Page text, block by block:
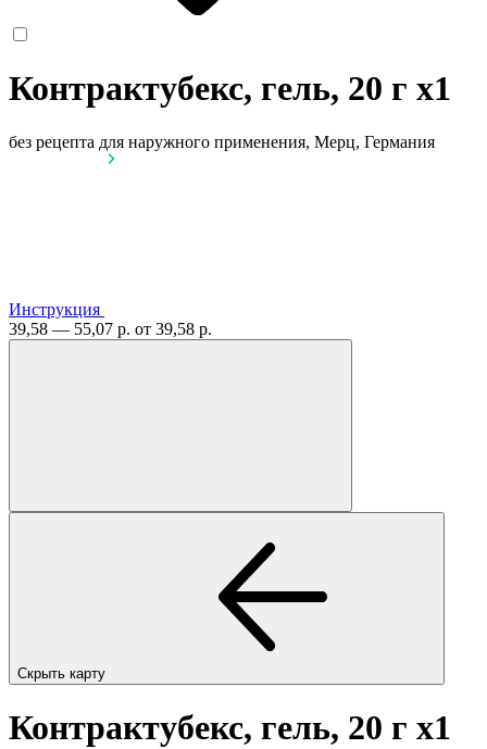
Контрактубекс, гель, 20 г x1
без рецепта для наружного применения, Мерц, Германия
Инструкция
39,58 — 55,07 р. от 39,58 р.
Скрыть карту
Контрактубекс, гель, 20 г x1